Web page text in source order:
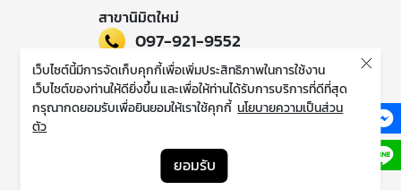
สาขานิมิตใหม่
097-921-9552
ติดตามข่าวสารของเรา
© Copyright 2022 AutoVilla. ALL RIGHTS RESERVED.
เว็บไซต์นี้มีการจัดเก็บคุกกี้เพื่อเพิ่มประสิทธิภาพในการใช้งาน
เว็บไซต์ของท่านให้ดียิ่งขึ้น และเพื่อให้ท่านได้รับการบริการที่ดีที่สุด
กรุณากดยอมรับเพื่อยินยอมให้เราใช้คุกกี้ นโยบายความเป็นส่วน
ตัว
ยอมรับ